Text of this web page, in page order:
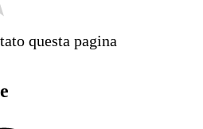
questa pagina